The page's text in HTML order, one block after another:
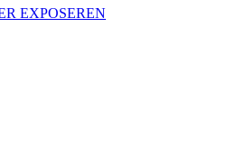
EXPOSEREN